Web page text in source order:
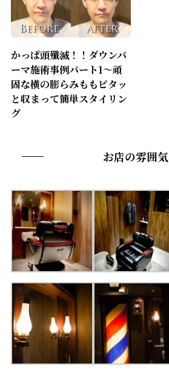
かっぱ頭殲滅！！ダウンパ
ーマ施術事例パート1〜頑
固な横の膨らみももピタッ
と収まって簡単スタイリン
グ
お店の雰囲気